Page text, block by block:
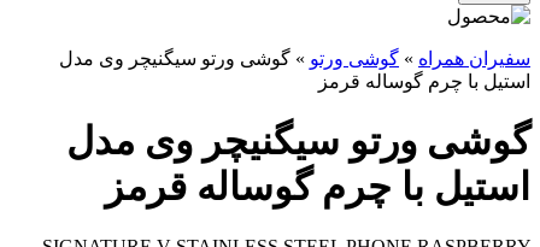
سفیران همراه » گوشی ورتو » گوشی ورتو سیگنیچر وی مدل
استیل با چرم گوساله قرمز
گوشی ورتو سیگنیچر وی مدل
استیل با چرم گوساله قرمز